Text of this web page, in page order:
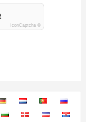
IconCaptcha ©